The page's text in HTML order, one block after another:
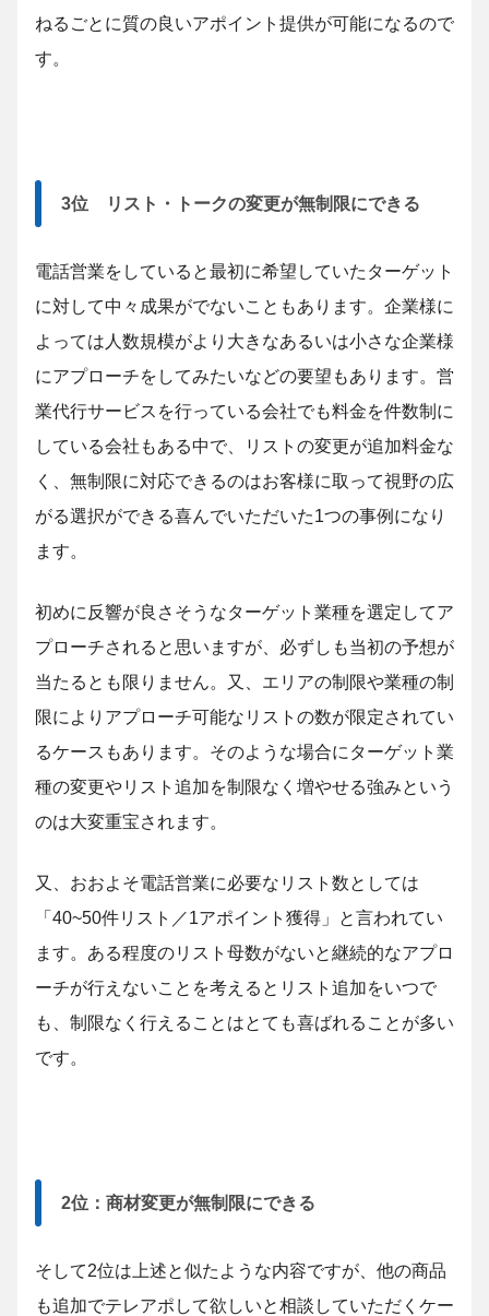
ねるごとに質の良いアポイント提供が可能になるので
す。
3位 リスト・トークの変更が無制限にできる
電話営業をしていると最初に希望していたターゲット
に対して中々成果がでないこともあります。企業様に
よっては人数規模がより大きなあるいは小さな企業様
にアプローチをしてみたいなどの要望もあります。営
業代行サービスを行っている会社でも料金を件数制に
している会社もある中で、リストの変更が追加料金な
く、無制限に対応できるのはお客様に取って視野の広
がる選択ができる喜んでいただいた1つの事例になり
ます。
初めに反響が良さそうなターゲット業種を選定してア
プローチされると思いますが、必ずしも当初の予想が
当たるとも限りません。又、エリアの制限や業種の制
限によりアプローチ可能なリストの数が限定されてい
るケースもあります。そのような場合にターゲット業
種の変更やリスト追加を制限なく増やせる強みという
のは大変重宝されます。
又、おおよそ電話営業に必要なリスト数としては
「40~50件リスト／1アポイント獲得」と言われてい
ます。ある程度のリスト母数がないと継続的なアプロ
ーチが行えないことを考えるとリスト追加をいつで
も、制限なく行えることはとても喜ばれることが多い
です。
2位：商材変更が無制限にできる
そして2位は上述と似たような内容ですが、他の商品
も追加でテレアポして欲しいと相談していただくケー